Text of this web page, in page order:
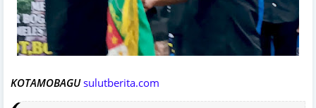
KOTAMOBAGUsulutberita.com